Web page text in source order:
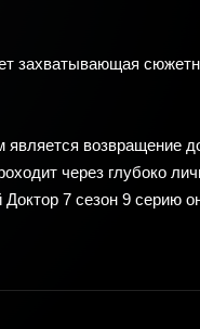
захватывающая
возвращение
через глубоко
7 сезон 9 серию